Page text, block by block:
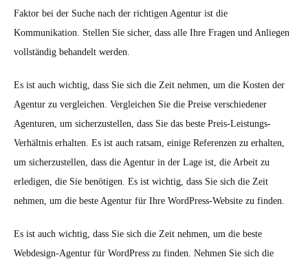
Faktor bei der Suche nach der richtigen Agentur ist die
Kommunikation. Stellen Sie sicher, dass alle Ihre Fragen und Anliegen
vollständig behandelt werden.
Es ist auch wichtig, dass Sie sich die Zeit nehmen, um die Kosten der
Agentur zu vergleichen. Vergleichen Sie die Preise verschiedener
Agenturen, um sicherzustellen, dass Sie das beste Preis-Leistungs-
Verhältnis erhalten. Es ist auch ratsam, einige Referenzen zu erhalten,
um sicherzustellen, dass die Agentur in der Lage ist, die Arbeit zu
erledigen, die Sie benötigen. Es ist wichtig, dass Sie sich die Zeit
nehmen, um die beste Agentur für Ihre WordPress-Website zu finden.
Es ist auch wichtig, dass Sie sich die Zeit nehmen, um die beste
Webdesign-Agentur für WordPress zu finden. Nehmen Sie sich die